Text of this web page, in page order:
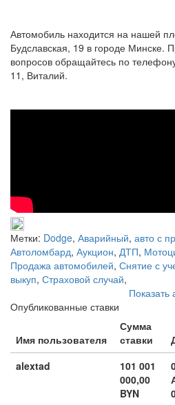
Автомобиль находится на нашей
Будславская, 19 в городе Минске.
вопросов обращайтесь по
11, Виталий.
Метки: Dodge, Аварийный, авто с
Автоломбард, Аукцион, ДТП,
Продажа автомобилей, Снятие с
выкуп, Страховой случай,
Показать
Опубликованные ставки
Имя пользователя
Сумма
ставки
alextad
101 001
000,00
BYN